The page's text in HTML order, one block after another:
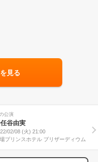
見る
公演
谷由実
02/08 (火) 21:00
プリンスホテル ブリザーディウム